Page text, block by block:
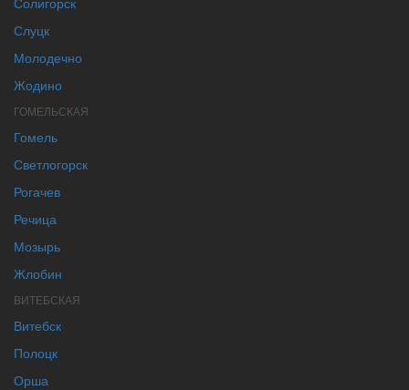
Слуцк
Молодечно
Жодино
ГОМЕЛЬСКАЯ
Гомель
Светлогорск
Рогачев
Речица
Мозырь
Жлобин
ВИТЕБСКАЯ
Витебск
Полоцк
Орша